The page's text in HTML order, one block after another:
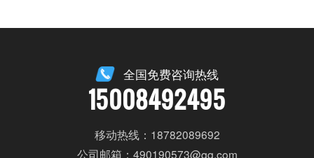
全国免费咨询热线
15008492495
移动热线：18782089692
公司邮箱：490190573@qq.com